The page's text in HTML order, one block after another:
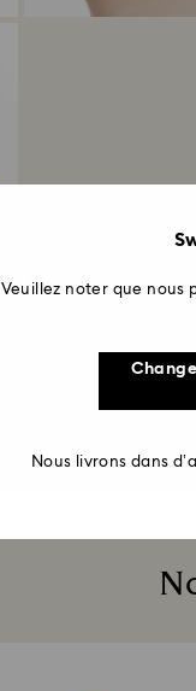
Veuillez noter que nous
Nous livrons dans